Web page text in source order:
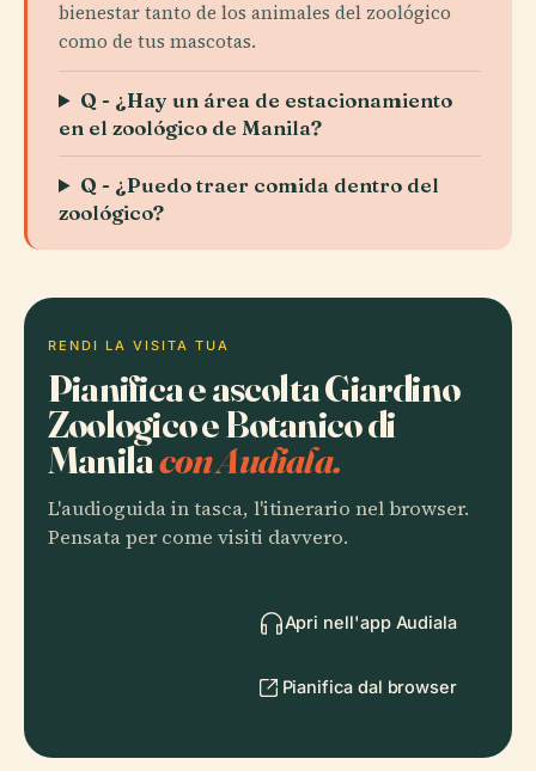
bienestar tanto de los animales del zoológico
como de tus mascotas.
Q - ¿Hay un área de estacionamiento
en el zoológico de Manila?
Q - ¿Puedo traer comida dentro del
zoológico?
RENDI LA VISITA TUA
Pianifica e ascolta Giardino
Zoologico e Botanico di
Manilacon Audiala.
L'audioguida in tasca, l'itinerario nel browser.
Pensata per come visiti davvero.
Apri nell'app Audiala
Pianifica dal browser